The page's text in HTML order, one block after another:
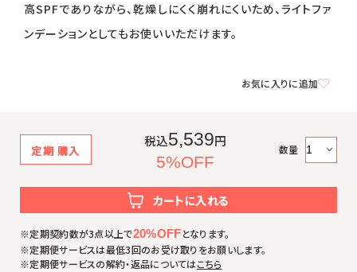
返品・交換・キャンセルについて
高SPFでありながら、乾燥しにくく崩れにくいため、ライトファ
ンデーションとしてもお使いいただけます。
お気に入りに追加
定期 購入
税込5,539円
5%OFF
数量
カートに入れる
※定期契約数が3点以上で20%OFFとなります。
※定期便サービスは最低3回のお受け取りをお願いします。
※定期便サービスの解約・返品についてはこちら